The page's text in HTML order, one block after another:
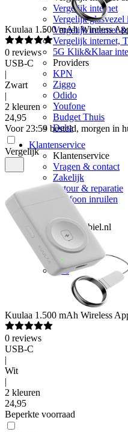
Vergelijk internet
Vergelijk glasvezel
Vergelijk internet
Vergelijk internet,
5G Klik&Klaar
Providers
KPN
Ziggo
Odido
Youfone
Budget Thuis
Delta
Klantenservice
Klantenservice
Vragen & contact
Zakelijk
Retour & reparatie
Telefoon inruilen
Over ons
Over Mobiel.nl
Over ons
Vacatures
Nieuws
Pers
Kuulaa 1.500 mAh Wireless
0 reviews
USB-C
|
Zwart
|
2 kleuren
24,95
Voor 23:59 besteld, morgen in
Vergelijk
Kuulaa 1.500 mAh Wireless
0 reviews
USB-C
|
Wit
|
2 kleuren
24,95
Beperkte voorraad